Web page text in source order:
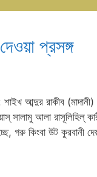
প্রসঙ্গ
আব্দুর রাকীব
সালামু আলা
গরু কিংবা উট কুরবানী